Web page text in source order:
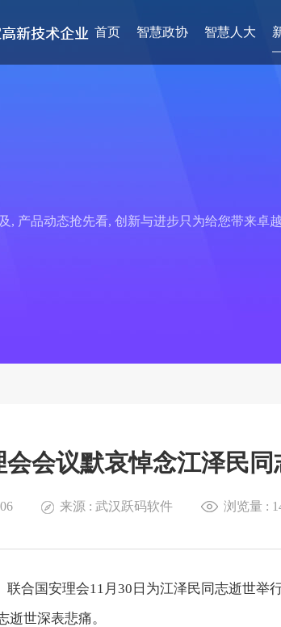
首页 智慧政协 智慧人大
产品动态抢先看, 创新与进步只为给您带来卓越
会议默哀悼念江泽民同
来源 : 武汉跃码软件 浏览量 :
合国安理会11月30日为江泽民同志逝世举
世深表悲痛。